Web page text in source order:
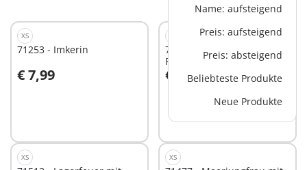
Name: aufsteigend
Preis: aufsteigend
Preis: absteigend
Beliebteste Produkte
Neue Produkte
XS
71253 - Imkerin
€ 7,99
In den Warenkorb
70878 - Krieger mit
Panther
€ 4,99In den Warenkorb
XS XS